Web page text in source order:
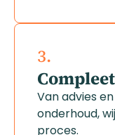
3.
Van advies
onderhoud,
proces.